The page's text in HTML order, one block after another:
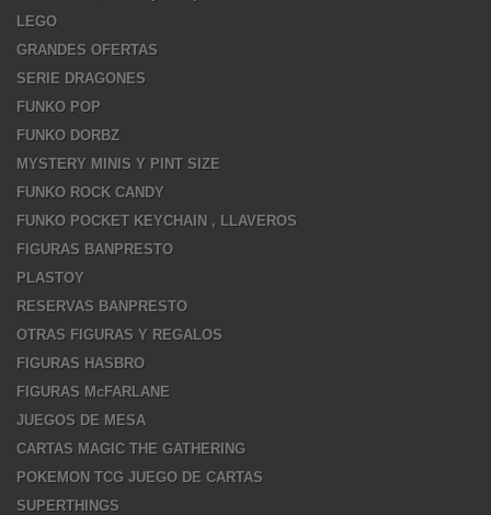
LEGO
GRANDES OFERTAS
SERIE DRAGONES
FUNKO POP
FUNKO DORBZ
MYSTERY MINIS Y PINT SIZE
FUNKO ROCK CANDY
FUNKO POCKET KEYCHAIN , LLAVEROS
FIGURAS BANPRESTO
PLASTOY
RESERVAS BANPRESTO
OTRAS FIGURAS Y REGALOS
FIGURAS HASBRO
FIGURAS McFARLANE
JUEGOS DE MESA
CARTAS MAGIC THE GATHERING
POKEMON TCG JUEGO DE CARTAS
SUPERTHINGS